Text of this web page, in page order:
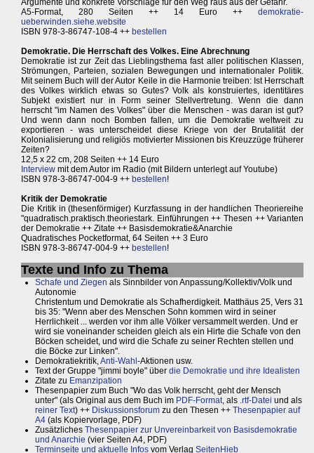
Argumente und konkrete Vorschläge für den Weg raus aus der Gefahr.
A5-Format, 280 Seiten ++ 14 Euro ++demokratie-
ueberwinden.siehe.website
ISBN 978-3-86747-108-4 ++ bestellen
Demokratie. Die Herrschaft des Volkes. Eine Abrechnung
Demokratie ist zur Zeit das Lieblingsthema fast aller politischen Klassen,
Strömungen, Parteien, sozialen Bewegungen und internationaler Politik.
Mit seinem Buch will der Autor Keile in die Harmonie treiben: Ist Herrschaft
des Volkes wirklich etwas so Gutes? Volk als konstruiertes, identitäres
Subjekt existiert nur in Form seiner Stellvertretung. Wenn die dann
herrscht "im Namen des Volkes" über die Menschen - was daran ist gut?
Und wenn dann noch Bomben fallen, um die Demokratie weltweit zu
exportieren - was unterscheidet diese Kriege von der Brutalität der
Kolonialisierung und religiös motivierter Missionen bis Kreuzzüge früherer
Zeiten?
12,5 x 22 cm, 208 Seiten ++ 14 Euro
Interview mit dem Autor im Radio (mit Bildern unterlegt auf Youtube)
ISBN 978-3-86747-004-9 ++ bestellen!
Kritik der Demokratie
Die Kritik in (thesenförmiger) Kurzfassung in der handlichen Theoriereihe
"quadratisch.praktisch.theoriestark. Einführungen ++ Thesen ++ Varianten
der Demokratie ++ Zitate ++ Basisdemokratie&Anarchie
Quadratisches Pocketformat, 64 Seiten ++ 3 Euro
ISBN 978-3-86747-004-9 ++ bestellen!
Texte und Info zu Thema
Schafe und Ziegen als Sinnbilder von Anpassung/Kollektiv/Volk und
Autonomie
Christentum und Demokratie als Schafherdigkeit. Matthäus 25, Vers 31
bis 35: "Wenn aber des Menschen Sohn kommen wird in seiner
Herrlichkeit ... werden vor ihm alle Völker versammelt werden. Und er
wird sie voneinander scheiden gleich als ein Hirte die Schafe von den
Böcken scheidet, und wird die Schafe zu seiner Rechten stellen und
die Böcke zur Linken".
Demokratiekritik,Anti-Wahl -Aktionen usw.
Text der Gruppe "jimmi boyle" über die Demokratie und ihre Idealisten
Zitate zu Emanzipation
Thesenpapier zum Buch "Wo das Volk herrscht, geht der Mensch
unter" (als Original aus dem Buch im PDF-Format, als .rtf-Datei und als
reiner Text) ++ Diskussionsforum zu den Thesen ++ Thesenpapier auf
A4 (als Kopiervorlage, PDF)
Zusätzliches Thesenpapier zur Unvereinbarkeit von Basisdemokratie
und Anarchie (vier Seiten A4, PDF)
Terminseite und aktuelle Infos vom Verlag SeitenHieb